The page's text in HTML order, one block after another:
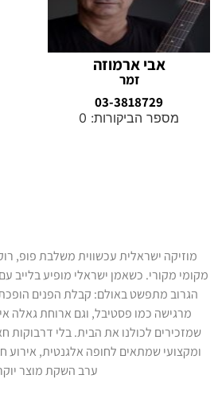
אבי ארמוזה
זמר
03-3818729
מספר הביקורות: 0
מוזיקה ישראלית עכשווית משלבת פופ, רוק,
מקומי מקורי. כשאמן ישראלי מופיע בלייב
הגרוב מתפשט באולם: קבלת הפנים
מרגישה כמו פסטיבל, וגם ארוחת גאלה
שמזכירים לכולנו את הבית. בלי דרבוקות
ומקצועי שמתאים לחופה אלגנטית, אירוע
ערב השקת מוצר